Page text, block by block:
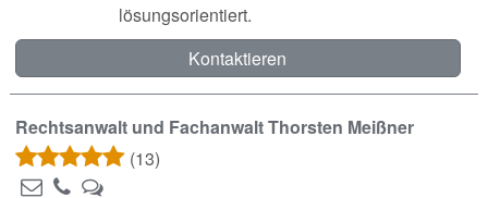
lösungsorientiert.
Kontaktieren
Rechtsanwalt und Fachanwalt Thorsten Meißner
(13)